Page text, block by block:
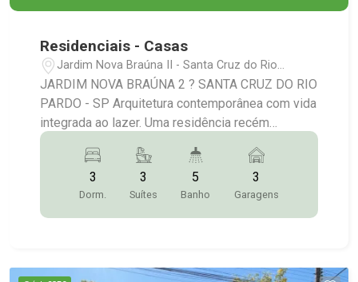
Residenciais - Casas
Jardim Nova Braúna II - Santa Cruz do Rio
Pardo/SP
JARDIM NOVA BRAÚNA 2 ? SANTA CRUZ DO RIO
PARDO - SP Arquitetura contemporânea com vida
integrada ao lazer. Uma residência recém
construída para quem busca privacidade,
tecnologia e acabamento superior. A área social
se abre para a piscina, o forro em Cumaru aquece
os ambientes e os grandes panos de vidro
conectam sala, cozinha, jantar, jardim e área
Residência 100% automatizada com integração
3
Dorm.
3
Suítes
5
Banho
3
Garagens